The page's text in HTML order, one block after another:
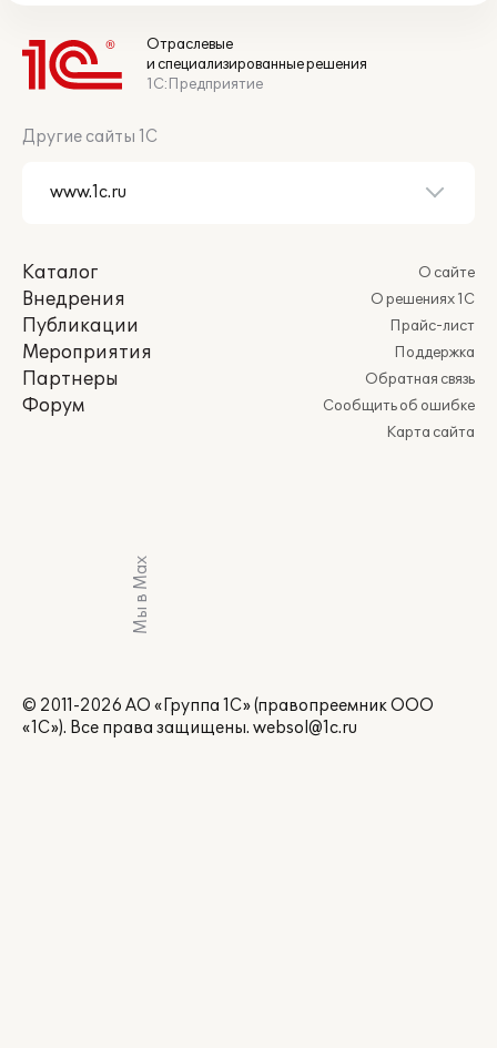
Отраслевые
и специализированные решения
1С:Предприятие
Другие сайты 1С
Каталог
Внедрения
Публикации
Мероприятия
Партнеры
Форум
О сайте
О решениях 1С
Прайс-лист
Поддержка
Обратная связь
Сообщить об ошибке
Карта сайта
Мы в Max
© 2011-2026 АО «Группа 1С» (правопреемник ООО
«1С»). Все права защищены. websol@1c.ru